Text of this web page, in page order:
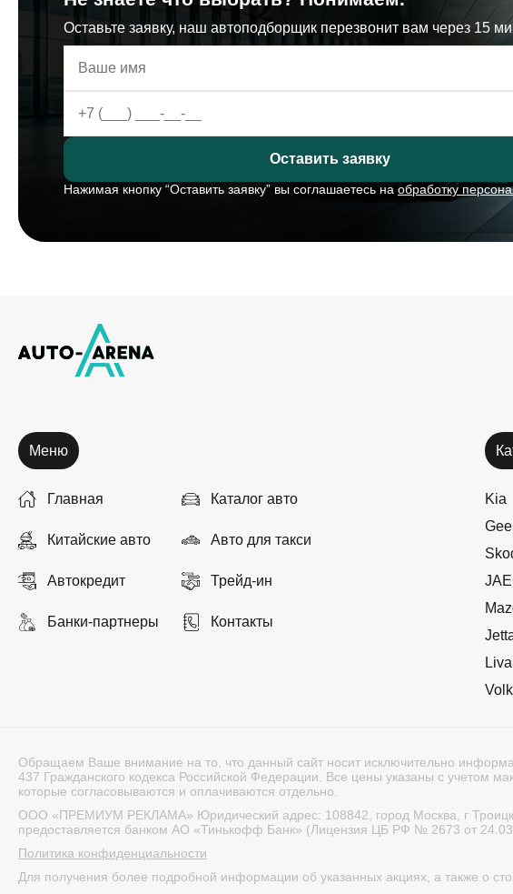
Оставьте заявку, наш автоподборщик перезвонит вам через 15
Оставить заявку
Нажимая кнопку “Оставить заявку” вы соглашаетесь на обработку
Меню
Главная Каталог авто
Китайские авто Авто для такси
Автокредит Трейд-ин
Банки-партнеры Контакты
Kia
Обращаем Ваше внимание на то, что данный сайт носит исключительно
437 Гражданского кодекса Российской Федерации. Все цены указаны с учетом
которые согласовываются и оплачиваются отдельно.
ООО «ПРЕМИУМ РЕКЛАМА» Юридический адрес: 108842, город Москва, г
предоставляется банком АО «Тинькофф Банк» (Лицензия ЦБ РФ № 2673 от
Политика конфиденциальности
Для получения более подробной информации об указанных акциях, а также о